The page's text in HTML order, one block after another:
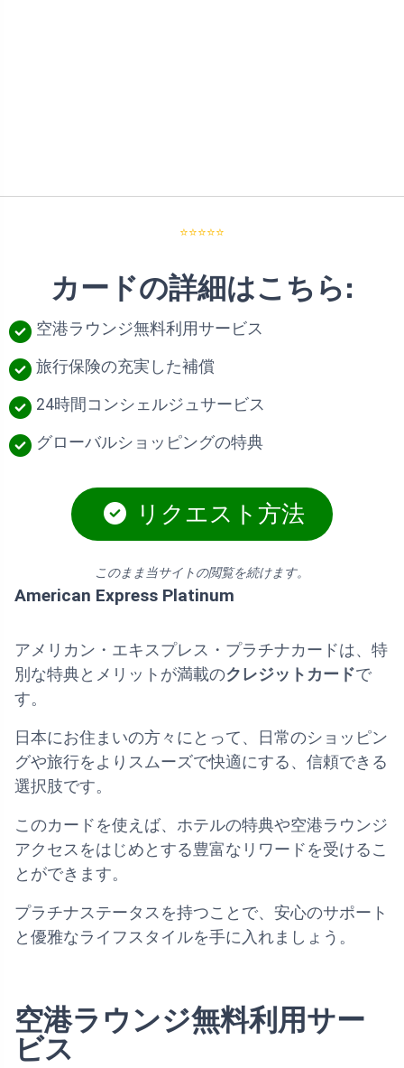
⭐⭐⭐⭐⭐
カードの詳細はこちら:
空港ラウンジ無料利用サービス
旅行保険の充実した補償
24時間コンシェルジュサービス
グローバルショッピングの特典
リクエスト方法
このまま当サイトの閲覧を続けます。
American Express Platinum
アメリカン・エキスプレス・プラチナカードは、特
別な特典とメリットが満載のクレジットカードで
す。
日本にお住まいの方々にとって、日常のショッピン
グや旅行をよりスムーズで快適にする、信頼できる
選択肢です。
このカードを使えば、ホテルの特典や空港ラウンジ
アクセスをはじめとする豊富なリワードを受けるこ
とができます。
プラチナステータスを持つことで、安心のサポート
と優雅なライフスタイルを手に入れましょう。
空港ラウンジ無料利用サー
ビス